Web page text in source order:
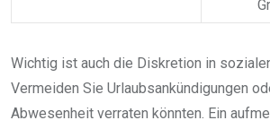
Wichtig ist auch die Diskretion in
Vermeiden Sie Urlaubsankündigungen
Abwesenheit verraten könnten. Ein